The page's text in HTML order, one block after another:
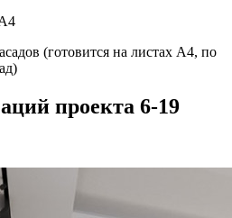
(готовится на листах А4, по
проекта 6-19